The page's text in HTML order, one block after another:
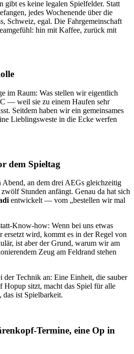
gibt es keine legalen Spielfelder. Statt
jedes Wochenende über die
Schweiz, egal. Die Fahrgemeinschaft
hin mit Kaffee, zurück mit
im Raum: Was stellen wir eigentlich
— weil sie zu einem Haufen sehr
Seitdem haben wir ein gemeinsames
Lieblingsweste in die Ecke werfen
dem Spieltag
Abend, an dem drei AEGs gleichzeitig
Stunden anfängt. Genau da hat sich
entwickelt — vom „bestellen wir mal
Know-how: Wenn bei uns etwas
ersetzt wird, kommt es in der Regel von
ist aber der Grund, warum wir am
Zeug am Feldrand stehen
der Technik an: Eine Einheit, die sauber
Hopup sitzt, macht das Spiel für alle
das ist Spielbarkeit.
Termine, eine Op in